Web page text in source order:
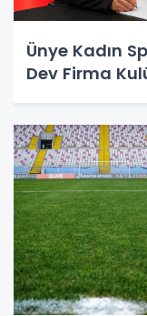
Ünye Kadın
Dev Firma